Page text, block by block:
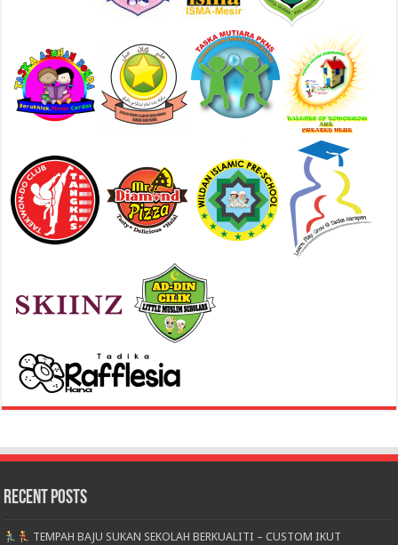
Recent Posts
TEMPAH BAJU SUKAN SEKOLAH BERKUALITI – CUSTOM IKUT